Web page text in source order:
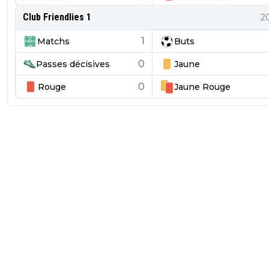
Club Friendlies 1
Matchs 1 Buts
Passes décisives 0 Jaune
Rouge 0 Jaune Rouge